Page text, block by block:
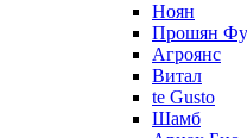
Ноян
Прошян
Агроянс
Витал
te Gusto
Шамб